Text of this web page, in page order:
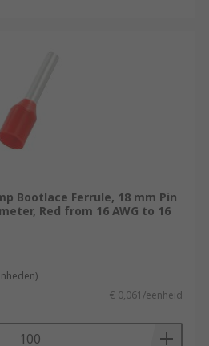
Bootlace Ferrule, 18 mm Pin
Red from 16 AWG to 16
€ 0,061/eenheid